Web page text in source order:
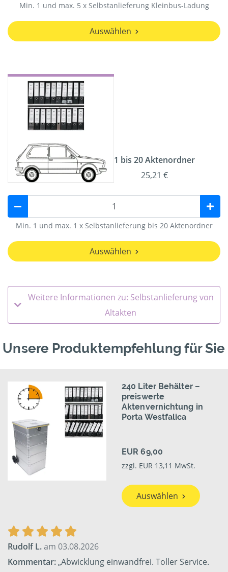
Min. 1 und max. 5 x Selbstanlieferung Kleinbus-Ladung
Auswählen
1 bis 20 Aktenordner
25,21 €
Min. 1 und max. 1 x Selbstanlieferung bis 20 Aktenordner
Auswählen
Weitere Informationen zu: Selbstanlieferung von
Altakten
Unsere Produktempfehlung für Sie
240 Liter Behälter –
preiswerte
Aktenvernichtung in
Porta Westfalica
EUR 69,00
zzgl. EUR 13,11 MwSt.
Auswählen
Rudolf L.am 03.08.2026
Kommentar:„Abwicklung einwandfrei. Toller Service.